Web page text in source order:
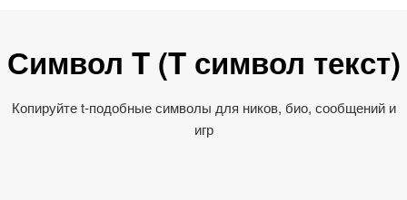
Символ T (T символ текст)
Копируйте t‑подобные символы для ников, био, сообщений и
игр